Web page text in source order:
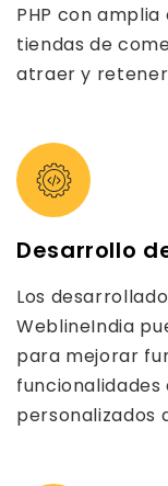
PHP con
tiendas de
atraer y
Desarrollo
Los
WeblineIndia
para mejorar
personalizados